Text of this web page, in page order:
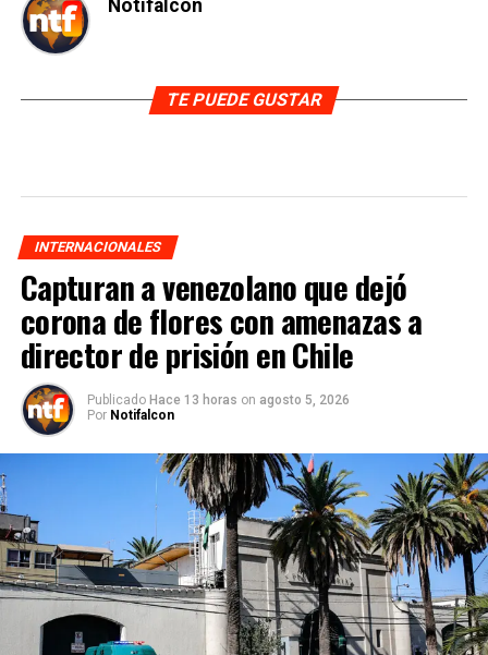
Notifalcon
TE PUEDE GUSTAR
INTERNACIONALES
Capturan a venezolano que dejó
corona de flores con amenazas a
director de prisión en Chile
Publicado Hace 13 horas on agosto 5, 2026
Por Notifalcon